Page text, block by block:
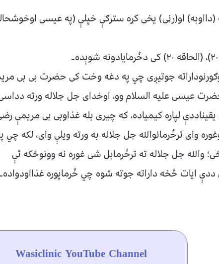
(دااوبه) او(رڼی) یخی کړه سترګې خپلې (په عیسی
جوتیږی چي په دغه وخت کی حضرت بی بی
عیسی علیه السلام وو، اوخدای جل جلاله ورته
لپاره کیمیاده، که چیری بله غذاوبی بی مریمې
وای ترخُرمانوالله جل جلاله به ورته ویلې وای، لکه چي
جل جلاله ته ترخُرمابل شی غوره نه وونوځکه ئې
ددې ایات څخه داراته جوته شوه چي خُرماپوره
Wasiclinic YouTube Channel